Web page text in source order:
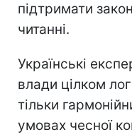
підтримати
читанні.
Українські
влади цілком
тільки
умовах чесної